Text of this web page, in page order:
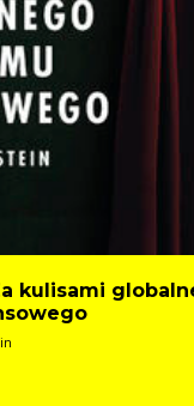
kulisami